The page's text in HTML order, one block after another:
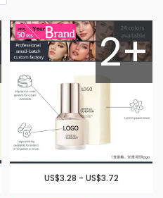
2+
US$3.28 - US$3.72